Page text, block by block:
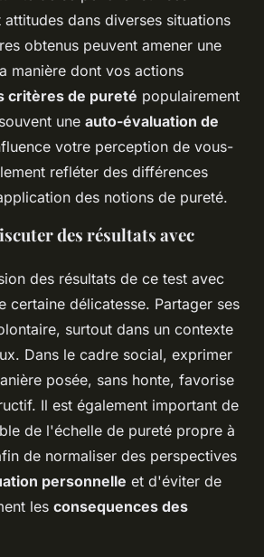
dans diverses situations
obtenus peuvent amener une
manière dont vos actions
critères de pureté populairement
une auto-évaluation de
votre perception de vous-
refléter des différences
des notions de pureté.
des résultats avec
des résultats de ce test avec
certaine délicatesse. Partager ses
surtout dans un contexte
Dans le cadre social, exprimer
posée, sans honte, favorise
Il est également important de
de l'échelle de pureté propre à
de normaliser des perspectives
personnelle et d'éviter de
les consequences des